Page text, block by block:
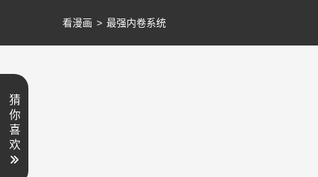
看漫画 > 最强内卷系统
猜
你
喜
欢